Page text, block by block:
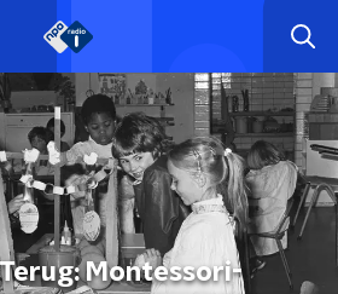
Montessori-